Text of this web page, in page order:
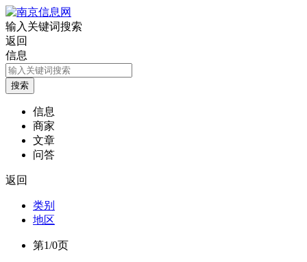
输入关键词搜索
返回
信息
信息
商家
文章
问答
返回
类别
地区
第1/0页